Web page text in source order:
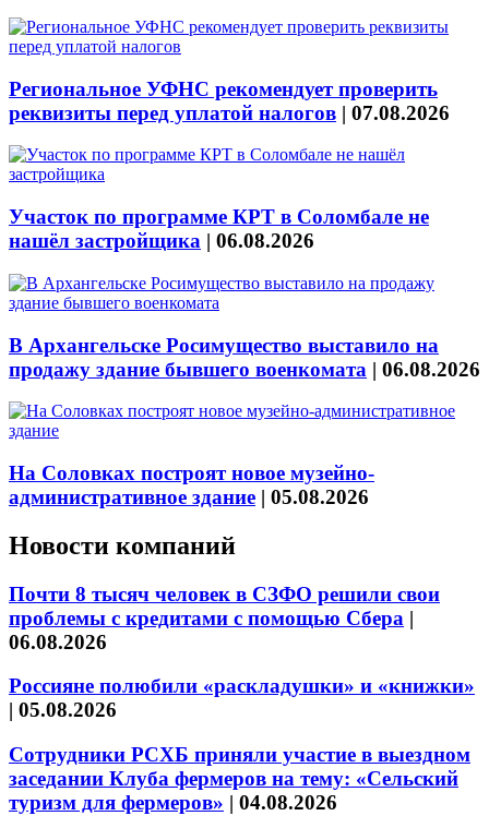
Региональное УФНС рекомендует проверить
реквизиты перед уплатой налогов | 07.08.2026
Участок по программе КРТ в Соломбале не
нашёл застройщика | 06.08.2026
В Архангельске Росимущество выставило на
продажу здание бывшего военкомата | 06.08.2026
На Соловках построят новое музейно-
административное здание | 05.08.2026
Новости компаний
Почти 8 тысяч человек в СЗФО решили свои
проблемы с кредитами с помощью Сбера |
06.08.2026
Россияне полюбили «раскладушки» и «книжки»
| 05.08.2026
Сотрудники РСХБ приняли участие в выездном
заседании Клуба фермеров на тему: «Сельский
туризм для фермеров» | 04.08.2026